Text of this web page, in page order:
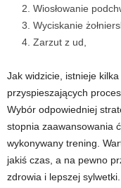
Wiosłowanie
Wyciskanie
Zarzut z ud,
Jak widzicie, istnieje
przyspieszających
Wybór odpowiedniej
stopnia zaawansowania
wykonywany trening.
jakiś czas, a na pewno
zdrowia i lepszej sylwetki.